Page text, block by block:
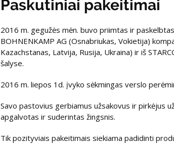
Paskutiniai pakeitimai
2016 m. gegužės mėn. buvo priimtas ir
BOHNENKAMP AG (Osnabriukas, Vokietija)
Kazachstanas, Latvija, Rusija, Ukraina) ir iš
šalyse.
2016 m. liepos 1d. įvyko sėkmingas verslo
Savo pastovius gerbiamus užsakovus ir pirkėjus
apgalvotas ir suderintas žingsnis.
Tik pozityviais pakeitimais siekiama padidinti